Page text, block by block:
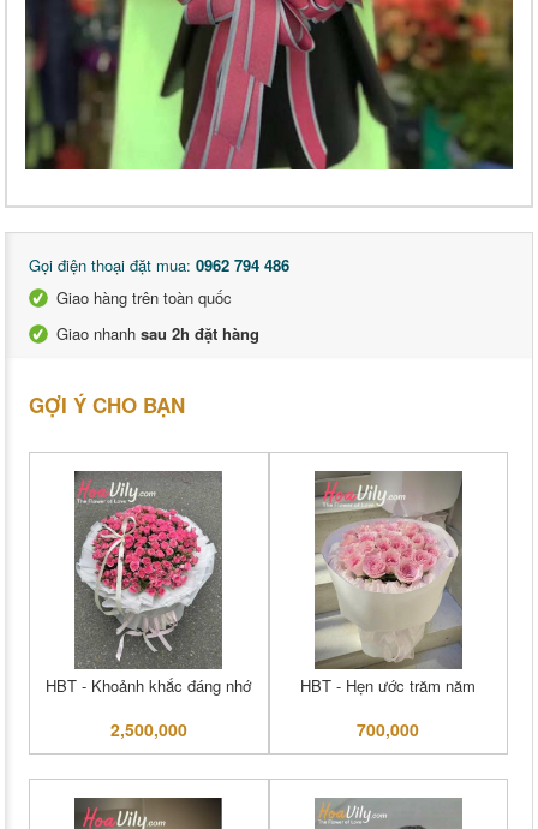
Gọi điện thoại đặt mua: 0962 794 486
Giao hàng trên toàn quốc
Giao nhanh sau 2h đặt hàng
GỢI Ý CHO BẠN
HBT - Khoảnh khắc đáng nhớ
2,500,000
HBT - Hẹn ước trăm năm
700,000